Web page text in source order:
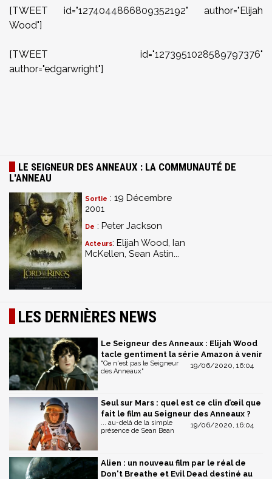
[TWEET id="1274044866809352192" author="Elijah
Wood"]
[TWEET id="1273951028589797376"
author="edgarwright"]
LE SEIGNEUR DES ANNEAUX : LA COMMUNAUTÉ DE
L'ANNEAU
Sortie : 19 Décembre
2001
De : Peter Jackson
Acteurs: Elijah Wood, Ian
McKellen, Sean Astin...
LES DERNIÈRES NEWS
Le Seigneur des Anneaux : Elijah Wood
tacle gentiment la série Amazon à venir
19/06/2020, 16:04
"Ce n'est pas le Seigneur
des Anneaux"
Seul sur Mars : quel est ce clin d’œil que
fait le film au Seigneur des Anneaux ?
19/06/2020, 16:04
... au-delà de la simple
présence de Sean Bean
Alien : un nouveau film par le réal de
Don't Breathe et Evil Dead destiné au